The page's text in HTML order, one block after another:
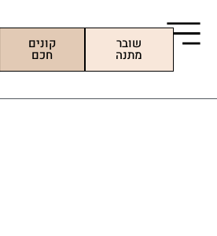
לתוכן
שובר
מתנה
קונים
חכם